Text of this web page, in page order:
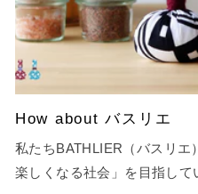
How about バスリエ
私たちBATHLIER（バスリエ
楽しくなる社会」を目指して